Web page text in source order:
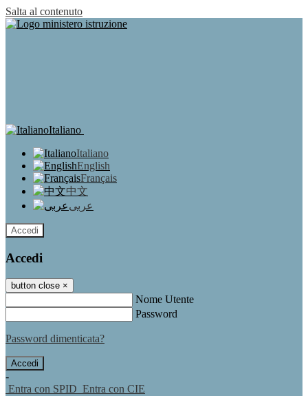
Salta al contenuto
Italiano
Italiano
English
Français
中文
عربى
Accedi
Accedi
button close ×
Nome Utente
Password
Password dimenticata?
-
Entra con SPID Entra con CIE